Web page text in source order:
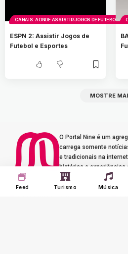
CANAIS: AONDE ASSISTIR JOGOS DE FUTEBOL E
ESPN 2: Assistir Jogos de
Futebol e Esportes
MOSTRE
O Portal Nine é um
carrega somente
e tradicionais na
histórias e experiências
gastronomia.
Feed Turismo Música